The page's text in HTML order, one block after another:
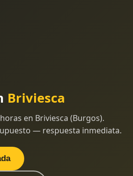
Briviesca
en Briviesca (Burgos).
— respuesta inmediata.